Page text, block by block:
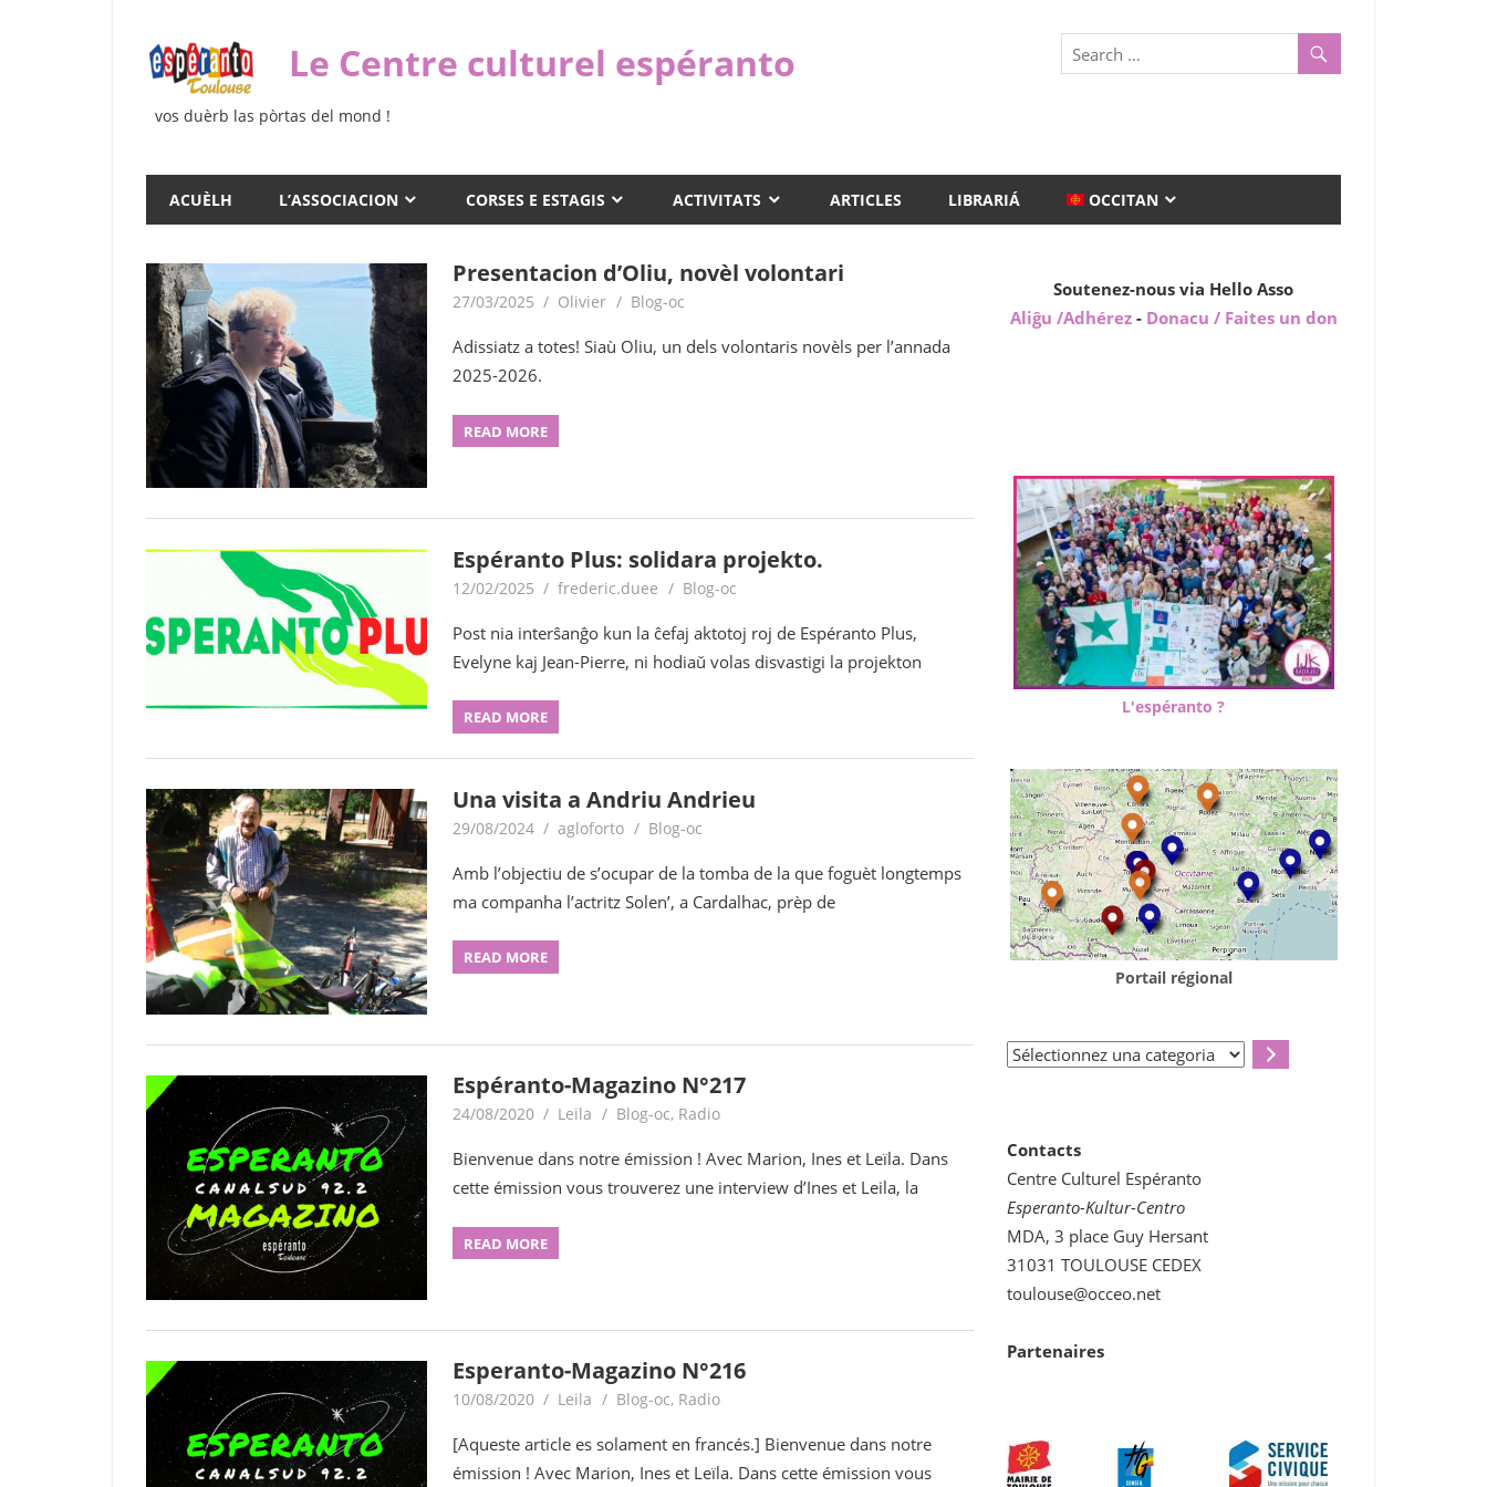
content
Le Centre culturel espéranto
vos duèrb las pòrtas del mond !
ACUÈLH L’ASSOCIACION CORSES E ESTAGIS ACTIVITATS ARTICLES LIBRARIÁ OCCITAN
Presentacion d’Oliu, novèl volontari
27/03/2025 Olivier Blog-oc
Adissiatz a totes! Siaù Oliu, un dels volontaris novèls per l’annada
2025-2026.
READ MORE
Espéranto Plus: solidara projekto.
12/02/2025 frederic.duee Blog-oc
Post nia interŝanĝo kun la ĉefaj aktotoj roj de Espéranto Plus,
Evelyne kaj Jean-Pierre, ni hodiaŭ volas disvastigi la projekton
READ MORE
Una visita a Andriu Andrieu
29/08/2024 agloforto Blog-oc
Amb l’objectiu de s’ocupar de la tomba de la que foguèt longtemps
ma companha l’actritz Solen’, a Cardalhac, prèp de
READ MORE
Espéranto-Magazino N°217
24/08/2020 Leila Blog-oc, Radio
Bienvenue dans notre émission ! Avec Marion, Ines et Leïla. Dans
cette émission vous trouverez une interview d’Ines et Leila, la
READ MORE
Esperanto-Magazino N°216
10/08/2020 Leila Blog-oc, Radio
[Aqueste article es solament en francés.] Bienvenue dans notre
émission ! Avec Marion, Ines et Leïla. Dans cette émission vous
Soutenez-nous via Hello Asso
Aliĝu /Adhérez - Donacu / Faites un don
L'espéranto ?
Portail régional
Sélectionnez
Contacts
Centre Culturel Espéranto
Esperanto-Kultur-Centro
MDA, 3 place Guy Hersant
31031 TOULOUSE CEDEX
toulouse@occeo.net
Partenaires